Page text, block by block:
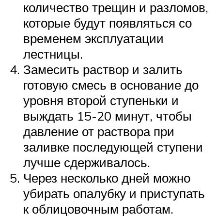
количество трещин и разломов,
которые будут появляться со
временем эксплуатации
лестницы.
Замесить раствор и залить
готовую смесь в основание до
уровня второй ступеньки и
выждать 15-20 минут, чтобы
давление от раствора при
заливке последующей ступени
лучше сдерживалось.
Через несколько дней можно
убирать опалубку и приступать
к облицовочным работам.